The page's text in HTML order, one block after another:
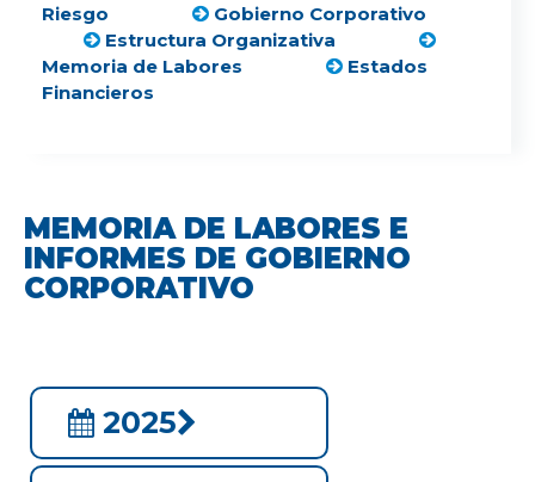
Riesgo
Gobierno Corporativo
Estructura Organizativa
Memoria de Labores
Estados
Financieros
MEMORIA DE LABORES E
INFORMES DE GOBIERNO
CORPORATIVO
2025